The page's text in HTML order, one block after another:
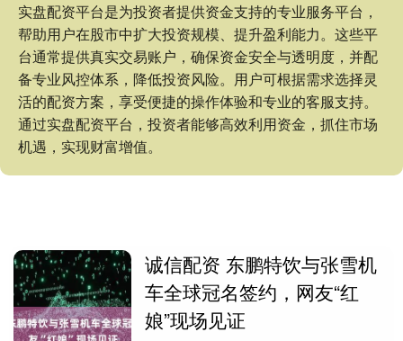
实盘配资平台是为投资者提供资金支持的专业服务平台，
帮助用户在股市中扩大投资规模、提升盈利能力。这些平
台通常提供真实交易账户，确保资金安全与透明度，并配
备专业风控体系，降低投资风险。用户可根据需求选择灵
活的配资方案，享受便捷的操作体验和专业的客服支持。
通过实盘配资平台，投资者能够高效利用资金，抓住市场
机遇，实现财富增值。
诚信配资 东鹏特饮与张雪机
车全球冠名签约，网友“红
娘”现场见证